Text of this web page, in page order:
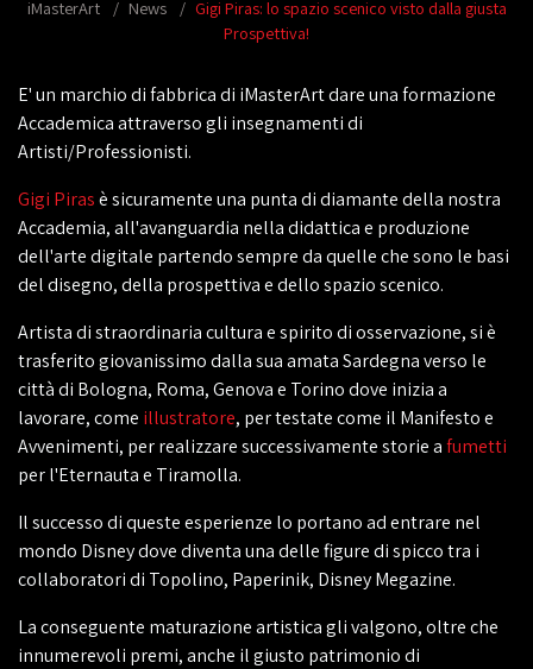
iMasterArt News
Gigi Piras: lo spazio scenico visto dalla giusta
Prospettiva!
E' un marchio di fabbrica di iMasterArt dare una formazione
Accademica attraverso gli insegnamenti di
Artisti/Professionisti.
Gigi Pirasè sicuramente una punta di diamante della nostra
Accademia, all'avanguardia nella didattica e produzione
dell'arte digitale partendo sempre da quelle che sono le basi
del disegno, della prospettiva e dello spazio scenico.
Artista di straordinaria cultura e spirito di osservazione, si è
trasferito giovanissimo dalla sua amata Sardegna verso le
città di Bologna, Roma, Genova e Torino dove inizia a
lavorare, come illustratore, per testate come il Manifesto e
Avvenimenti, per realizzare successivamente storie afumetti
per l'Eternauta e Tiramolla.
Il successo di queste esperienze lo portano ad entrare nel
mondo Disney dove diventa una delle figure di spicco tra i
collaboratori di Topolino, Paperinik, Disney Megazine.
La conseguente maturazione artistica gli valgono, oltre che
innumerevoli premi, anche il giusto patrimonio di